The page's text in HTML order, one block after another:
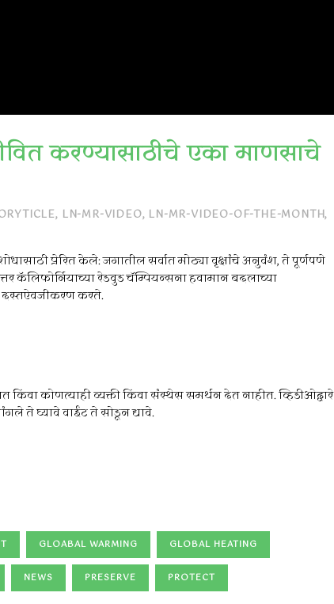
करण्यासाठीचे एका माणसाचे
, LN-MR-VIDEO, LN-MR-VIDEO-OF-THE-MONTH,
प्रेरित केले: जगातील सर्वात मोठ्या वृक्षांचे अनुवंश, ते पूर्णपणे
कॅलिफोर्नियाच्या रेडवुड चॅम्पियन्सना हवामान बदलाच्या
दस्तऐवजीकरण करते.
किंवा कोणत्याही व्यक्ती किंवा संस्थेस समर्थन देत नाहीत. व्हिडीओद्वारे
ते घ्यावे वाईट ते सोडून द्यावे.
GLOABAL WARMING GLOBAL HEATING
NEWS PRESERVE PROTECT